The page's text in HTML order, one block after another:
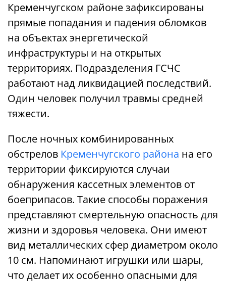
Кременчугском районе зафиксированы
прямые попадания и падения обломков
на объектах энергетической
инфраструктуры и на открытых
территориях. Подразделения ГСЧС
работают над ликвидацией последствий.
Один человек получил травмы средней
тяжести.
После ночных комбинированных
обстрелов Кременчугского района на его
территории фиксируются случаи
обнаружения кассетных элементов от
боеприпасов. Такие способы поражения
представляют смертельную опасность для
жизни и здоровья человека. Они имеют
вид металлических сфер диаметром около
10 см. Напоминают игрушки или шары,
что делает их особенно опасными для